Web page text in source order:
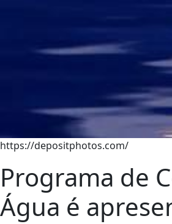
https://depositphotos.com/
Programa de
Água é